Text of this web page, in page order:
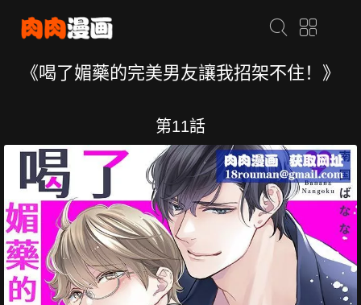
《喝了媚藥的完美男友讓我招架不住！》
第11話